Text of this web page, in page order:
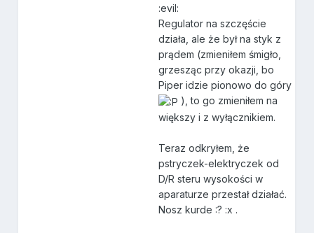
:evil:
Regulator na szczęście
działa, ale że był na styk z
prądem (zmieniłem śmigło,
grzesząc przy okazji, bo
Piper idzie pionowo do góry
), to go zmieniłem na
większy i z wyłącznikiem.
Teraz odkryłem, że
pstryczek-elektryczek od
D/R steru wysokości w
aparaturze przestał działać.
Nosz kurde :? :x .